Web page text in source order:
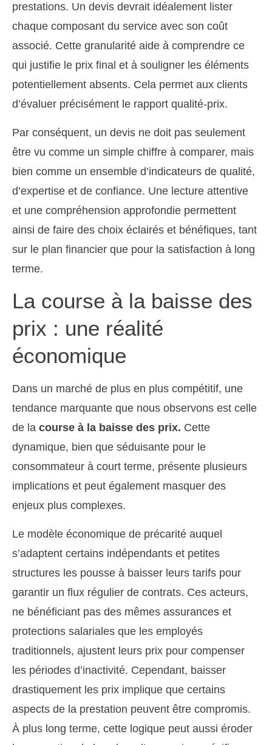
prestations. Un devis devrait idéalement lister
chaque composant du service avec son coût
associé. Cette granularité aide à comprendre ce
qui justifie le prix final et à souligner les éléments
potentiellement absents. Cela permet aux clients
d’évaluer précisément le rapport qualité-prix.
Par conséquent, un devis ne doit pas seulement
être vu comme un simple chiffre à comparer, mais
bien comme un ensemble d’indicateurs de qualité,
d’expertise et de confiance. Une lecture attentive
et une compréhension approfondie permettent
ainsi de faire des choix éclairés et bénéfiques, tant
sur le plan financier que pour la satisfaction à long
terme.
La course à la baisse des
prix : une réalité
économique
Dans un marché de plus en plus compétitif, une
tendance marquante que nous observons est celle
de la course à la baisse des prix. Cette
dynamique, bien que séduisante pour le
consommateur à court terme, présente plusieurs
implications et peut également masquer des
enjeux plus complexes.
Le modèle économique de précarité auquel
s’adaptent certains indépendants et petites
structures les pousse à baisser leurs tarifs pour
garantir un flux régulier de contrats. Ces acteurs,
ne bénéficiant pas des mêmes assurances et
protections salariales que les employés
traditionnels, ajustent leurs prix pour compenser
les périodes d’inactivité. Cependant, baisser
drastiquement les prix implique que certains
aspects de la prestation peuvent être compromis.
À plus long terme, cette logique peut aussi éroder